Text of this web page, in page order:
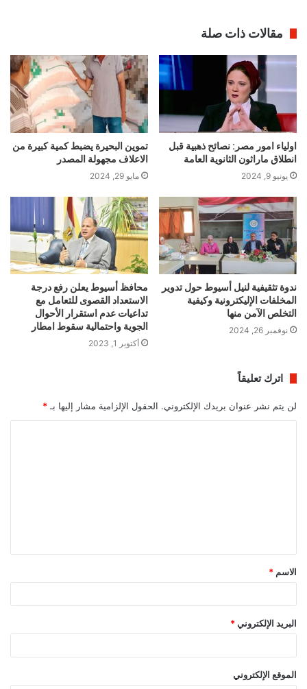
مقالات ذات صلة
اولياء امور مصر: نصائح ذهبية قبل
انطلاق ماراثون الثانوية العامة
يونيو 9, 2024
تموين البحيرة يضبط كمية كبيرة من
الاعلاف مجهولة المصدر
مايو 29, 2024
ندوة تثقيفية لنيل أسيوط حول تدوير
المخلفات الإليكترونية وكيفية
التخلص الآمن منها
نوفمبر 26, 2024
محافظ أسيوط يعلن رفع درجة
الاستعداد القصوى للتعامل مع
تداعيات عدم استقرار الأحوال
الجوية واحتمالية سقوط امطار
أكتوبر 1, 2023
اترك تعليقاً
لن يتم نشر عنوان بريدك الإلكتروني. الحقول الإلزامية مشار إليها بـ *
ق
*
الاسم *
البريد الإلكتروني *
الموقع الإلكتروني